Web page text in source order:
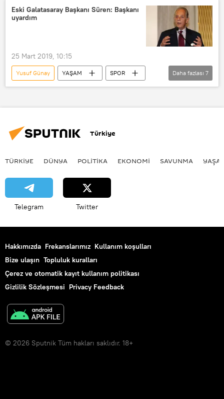
Mustafa Cengiz
Eski Galatasaray Başkanı Süren: Başkanı
uyardım
25 Mart 2019, 10:15
Yusuf Günay YAŞAM
SPOR
Haberler
TÜRKİYE
Futbol
Daha fazlası 7
Türkiye
TÜRKIYE DÜNYA POLİTİKA EKONOMİ SAVUNMA
Telegram Twitter
Hakkımızda Frekanslarımız Kullanım koşulları
Bize ulaşın Topluluk kuralları
Çerez ve otomatik kayıt kullanım politikası
Gizlilik Sözleşmesi Privacy Feedback
© 2026 Sputnik Tüm hakları saklıdır. 18+